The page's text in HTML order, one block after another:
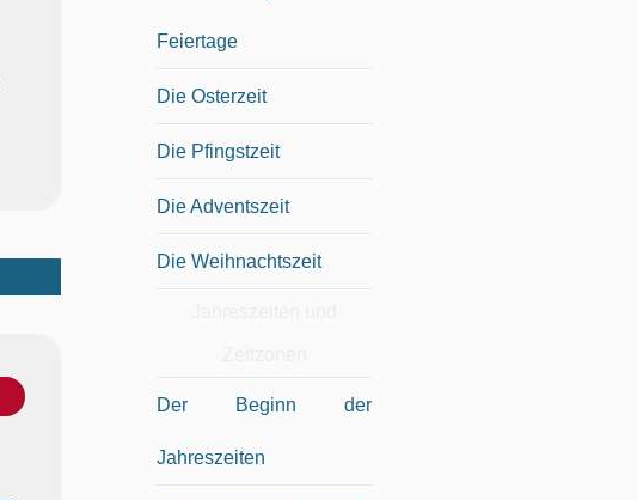
Feiertage
Die Osterzeit
Die Pfingstzeit
Die Adventszeit
Die Weihnachtszeit
Der Beginn der
Jahreszeiten